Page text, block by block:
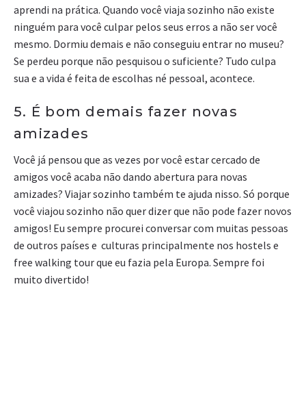
aprendi na prática. Quando você viaja sozinho não existe
ninguém para você culpar pelos seus erros a não ser você
mesmo. Dormiu demais e não conseguiu entrar no museu?
Se perdeu porque não pesquisou o suficiente? Tudo culpa
sua e a vida é feita de escolhas né pessoal, acontece.
5. É bom demais fazer novas
amizades
Você já pensou que as vezes por você estar cercado de
amigos você acaba não dando abertura para novas
amizades? Viajar sozinho também te ajuda nisso. Só porque
você viajou sozinho não quer dizer que não pode fazer novos
amigos! Eu sempre procurei conversar com muitas pessoas
de outros países e culturas principalmente nos hostels e
free walking tour que eu fazia pela Europa. Sempre foi
muito divertido!